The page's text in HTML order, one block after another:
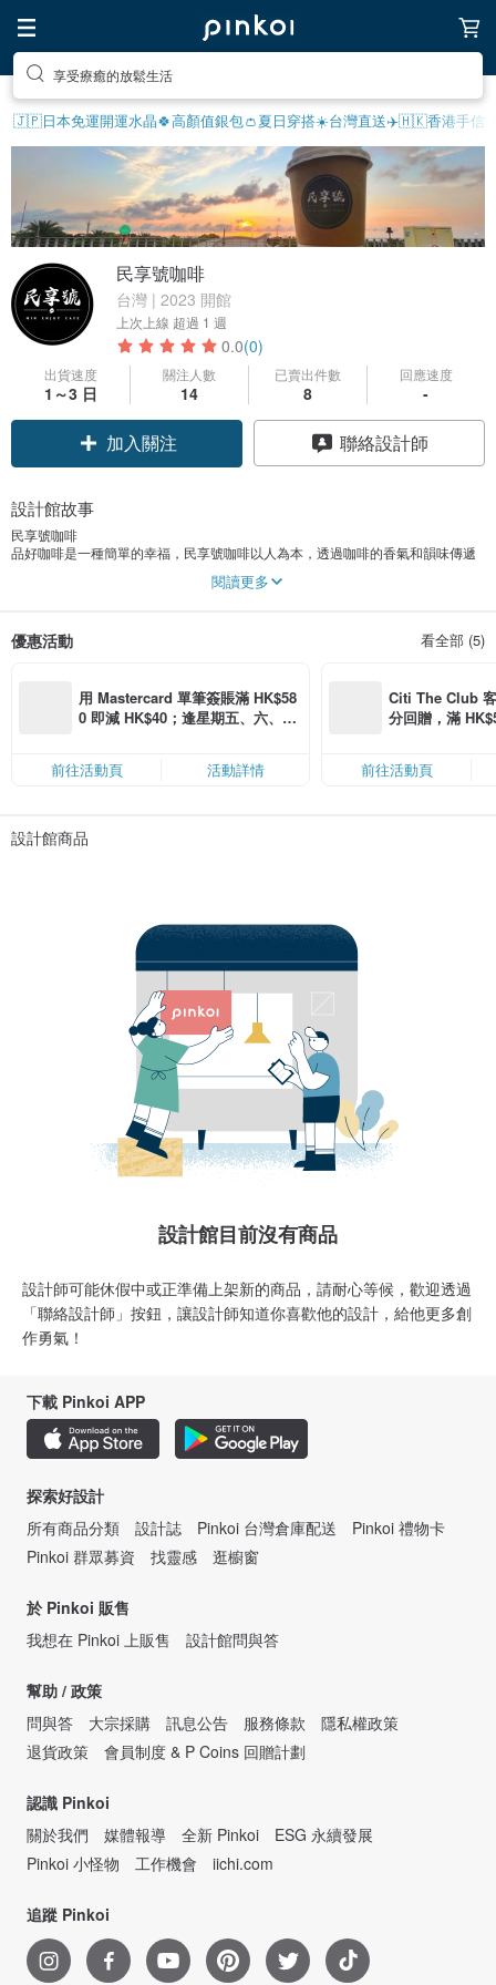
享受療癒的放鬆生活
🇯🇵日本免運開運水晶🍀高顏值銀包👛夏日穿搭☀️台灣直送✈️🇭🇰香港手信
民享號咖啡
台灣 | 2023 開館
上次上線 超過 1 週
0.0(0)
出貨速度
1～3 日
關注人數
14
已賣出件數
8
回應速度
-
加入關注 聯絡設計師
設計館故事
民享號咖啡
品好咖啡是一種簡單的幸福，民享號咖啡以人為本，透過咖啡的香氣和韻味傳遞
生活的溫度，讓您無時無刻放鬆心情，享受咖啡所帶來的喜悅。
方八達，公車捷運應有盡有，公館捷運站步行到民享號只要3分鐘，是品嚐好咖啡
台北市105羅斯福路四段92號2樓106號
咖啡豆販售、內用座位5位、外帶。
SCAE咖啡烘焙認證 1.2級
2015-2018 SCAA 杯測師認證
2019年創立民享號咖啡
閱讀更多
優惠活動 看全部 (5)
用 Mastercard 單筆簽賬滿 HK$58
0 即減 HK$40；逢星期五、六、日
卡」結帳）
前往活動頁 活動詳情
Citi The Club
分回贈，滿
前往活動頁
設計館商品
設計館目前沒有商品
設計師可能休假中或正準備上架新的商品，請耐心等候，歡迎透過
「聯絡設計師」按鈕，讓設計師知道你喜歡他的設計，給他更多創
作勇氣！
下載 Pinkoi APP
探索好設計
所有商品分類
設計誌 Pinkoi 台灣倉庫配送
Pinkoi 禮物卡
Pinkoi 群眾募資
找靈感 逛櫥窗
於 Pinkoi 販售
我想在 Pinkoi 上販售
設計館問與答
幫助 / 政策
問與答
大宗採購 訊息公告 服務條款
隱私權政策
退貨政策
會員制度 & P Coins 回贈計劃
認識 Pinkoi
關於我們
媒體報導 全新 Pinkoi
ESG 永續發展
Pinkoi 小怪物
工作機會 iichi.com
追蹤 Pinkoi